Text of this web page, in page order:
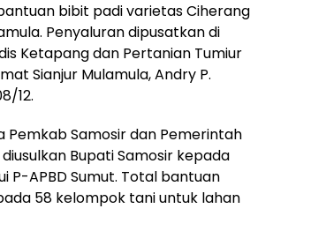
bibit padi varietas Ciherang
Penyaluran dipusatkan di
Ketapang dan Pertanian Tumiur
Sianjur Mulamula, Andry P.
12.
Samosir dan Pemerintah
Bupati Samosir kepada
P-APBD Sumut. Total bantuan
58 kelompok tani untuk lahan